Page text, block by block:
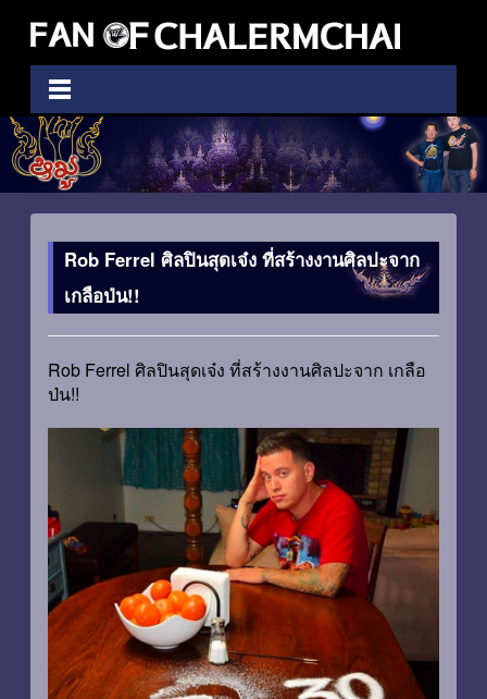
Rob Ferrel ศิลปินสุดเจ๋ง ที่สร้างงานศิลปะจาก
เกลือป่น!!
Rob Ferrel ศิลปินสุดเจ๋ง ที่สร้างงานศิลปะจาก เกลือ
ป่น!!